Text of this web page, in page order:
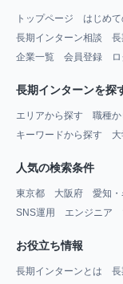
トップページ はじめ
長期インターン相談
長
企業一覧
会員登録
長期インターンを探
エリアから探す 職種
キーワードから探す
人気の検索条件
東京都 大阪府 愛知
SNS運用
エンジニア
お役立ち情報
長期インターンとは